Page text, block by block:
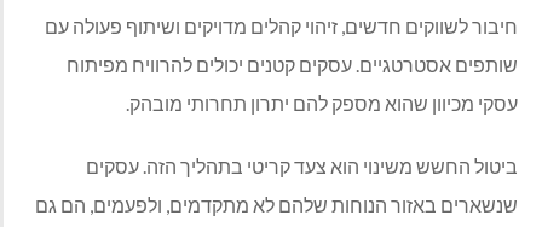
חיבור לשווקים חדשים, זיהוי קהלים מדויקים ושיתוף פעולה עם
שותפים אסטרטגיים. עסקים קטנים יכולים להרוויח מפיתוח
עסקי מכיוון שהוא מספק להם יתרון תחרותי מובהק.
ביטול החשש משינוי הוא צעד קריטי בתהליך הזה. עסקים
שנשארים באזור הנוחות שלהם לא מתקדמים, ולפעמים, הם גם